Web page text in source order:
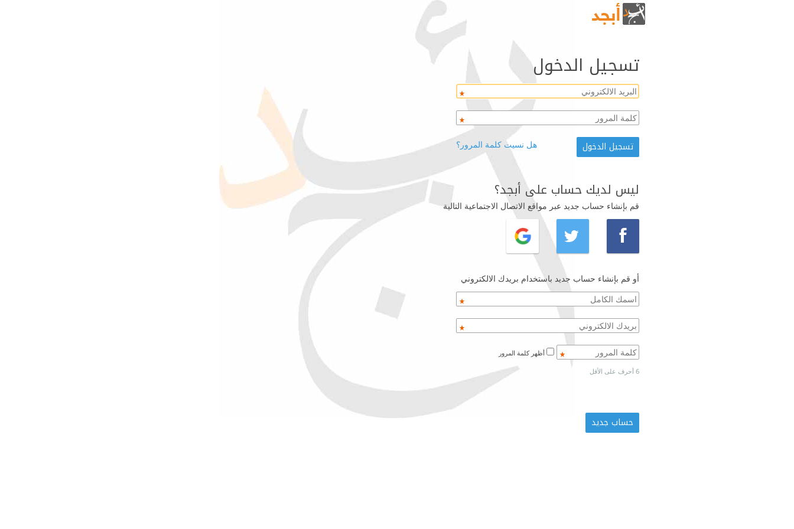
تسجيل الدخول
هل نسيت كلمة المرور؟
ليس لديك حساب على أبجد؟
قم بإنشاء حساب جديد عبر مواقع الاتصال الاجتماعية التالية
أو قم بإنشاء حساب جديد باستخدام بريدك الالكتروني
6 أحرف على الأقل